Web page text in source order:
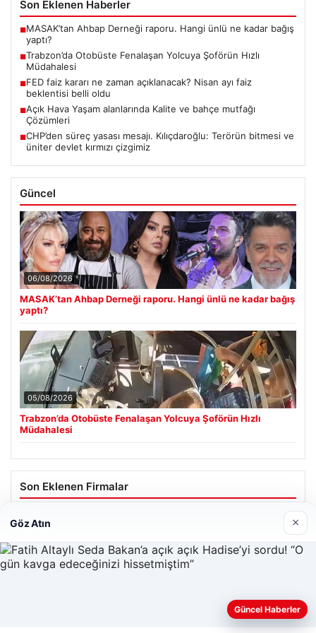
Son Eklenen Haberler
■MASAK’tan Ahbap Derneği raporu. Hangi ünlü ne kadar bağış
yaptı?
■Trabzon’da Otobüste Fenalaşan Yolcuya Şoförün Hızlı
Müdahalesi
■FED faiz kararı ne zaman açıklanacak? Nisan ayı faiz
beklentisi belli oldu
■Açık Hava Yaşam alanlarında Kalite ve bahçe mutfağı
Çözümleri
■CHP’den süreç yasası mesajı. Kılıçdaroğlu: Terörün bitmesi ve
üniter devlet kırmızı çizgimiz
Güncel
06/08/2026
MASAK’tan Ahbap Derneği raporu. Hangi ünlü ne kadar bağış
yaptı?
05/08/2026
Trabzon’da Otobüste Fenalaşan Yolcuya Şoförün Hızlı
Müdahalesi
Son Eklenen Firmalar
Cengiz Sigorta
Web sitemizi nasıl kullandığınızı daha iyi anlayabilmek,
Göz Atın ×
Güncel Haberler